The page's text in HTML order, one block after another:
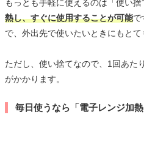
もっとも手軽に使えるのは「使い捨
熱し、すぐに使用することが可能で
で、外出先で使いたいときにもとて
ただし、使い捨てなので、1回あた
がかかります。
毎日使うなら「電子レンジ加